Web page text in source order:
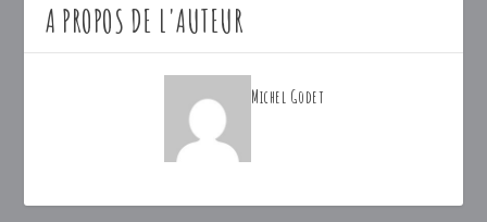
A PROPOS DE L'AUTEUR
Michel Godet